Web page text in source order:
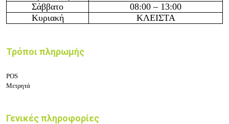
Σάββατο
08:00 – 13:00
Κυριακή
ΚΛΕΙΣΤΑ
Τρόποι πληρωμής
POS
Μετρητά
Γενικές πληροφορίες